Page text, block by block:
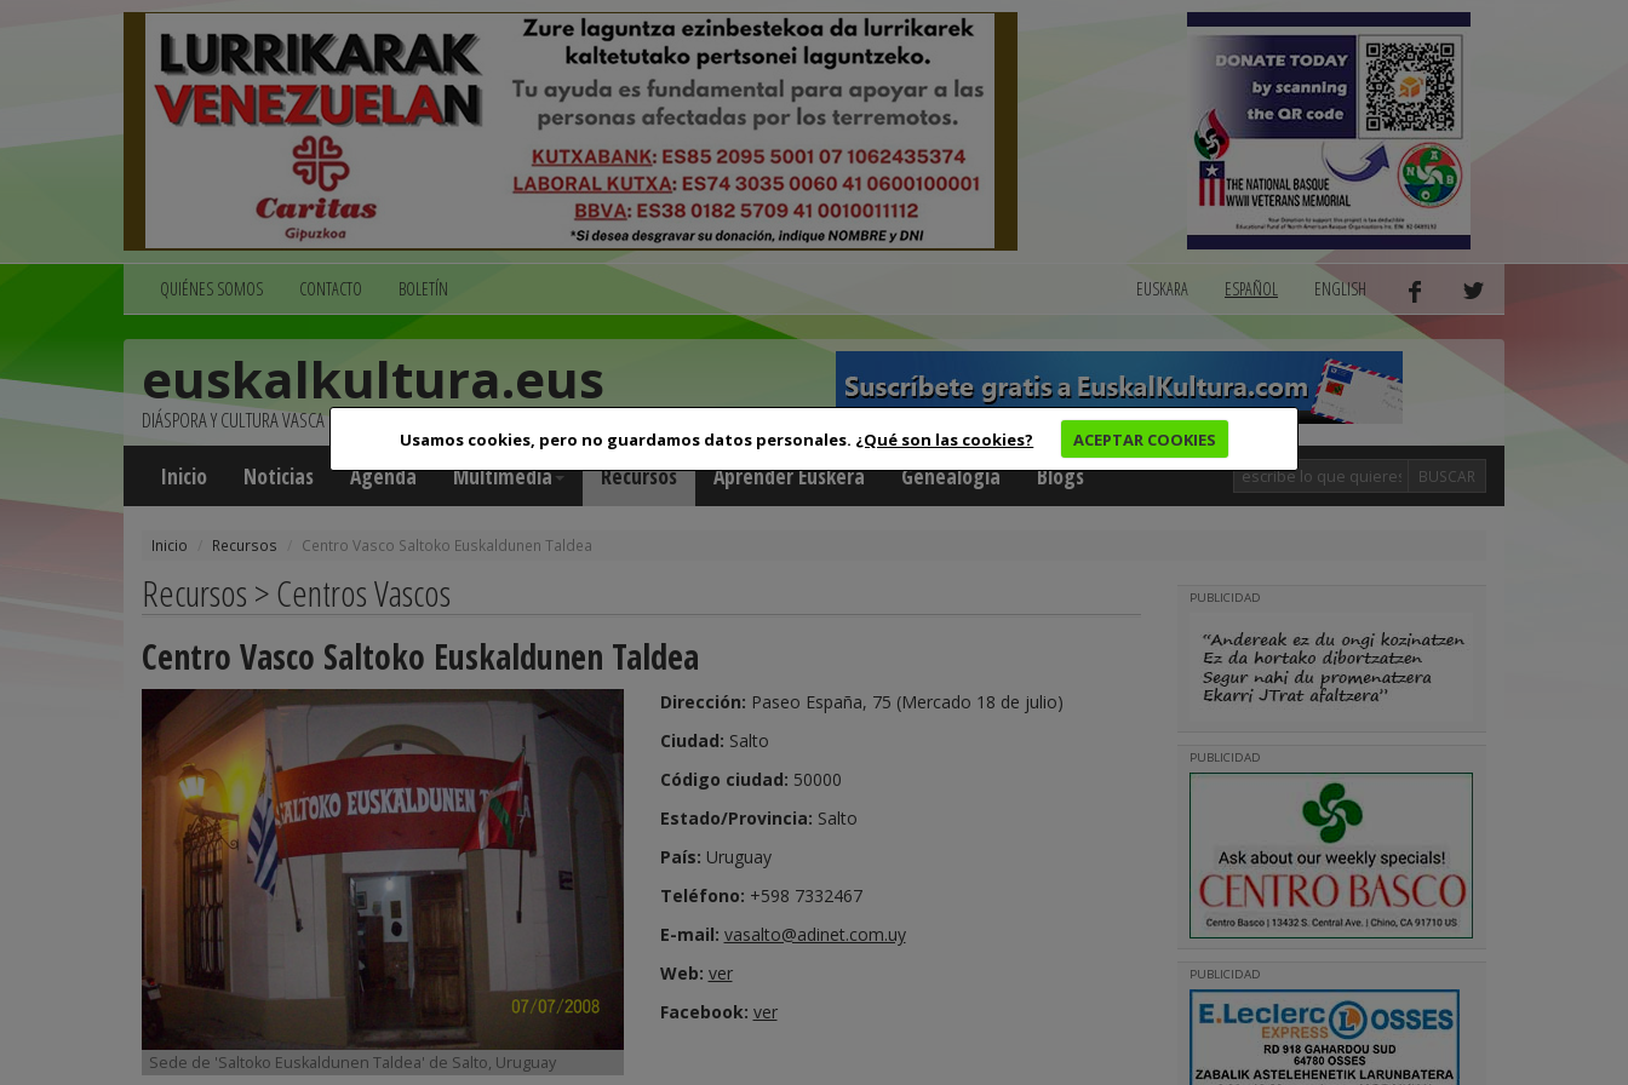
Usamos cookies, pero no guardamos datos personales. ¿Qué son las cookies? ACEPTAR COOKIES
QUIÉNES SOMOS CONTACTO BOLETÍN EUSKARA ESPAÑOL ENGLISH
euskalkultura.eus
DIÁSPORA Y CULTURA VASCA
Inicio Noticias Agenda Multimedia Recursos Aprender Euskera Genealogía Blogs BUSCAR
Inicio Recursos Centro Vasco Saltoko Euskaldunen Taldea
Recursos > Centros Vascos
Centro Vasco Saltoko Euskaldunen Taldea
Sede de 'Saltoko Euskaldunen Taldea' de Salto, Uruguay
Dirección: Paseo España, 75 (Mercado 18 de julio)
Ciudad: Salto
Código ciudad: 50000
Estado/Provincia: Salto
País: Uruguay
Teléfono: +598 7332467
E-mail: vasalto@adinet.com.uy
Web: ver
Facebook: ver
PUBLICIDAD
PUBLICIDAD
PUBLICIDAD